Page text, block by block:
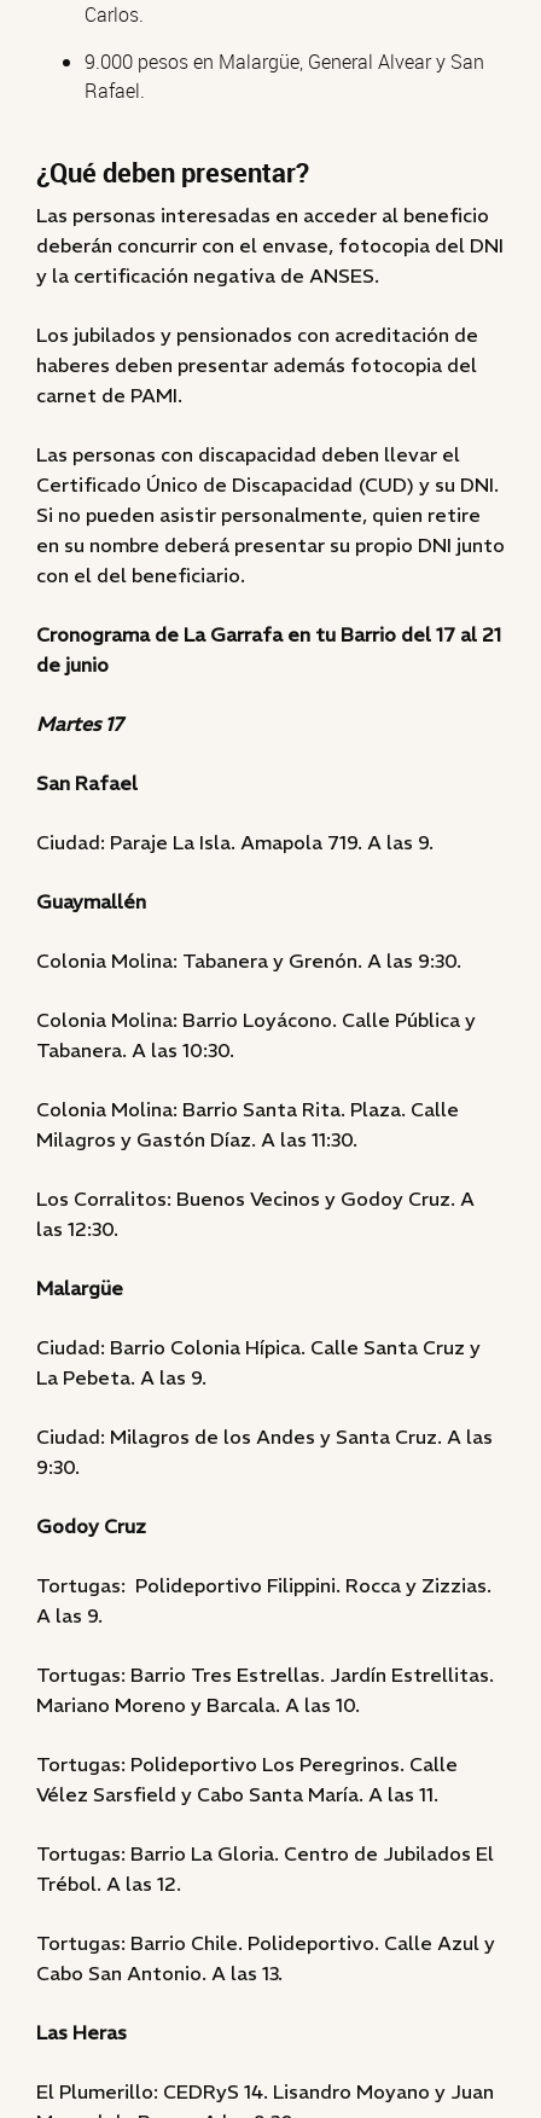
Carlos.
9.000 pesos en Malargüe, General Alvear y San
Rafael.
¿Qué deben presentar?
Las personas interesadas en acceder al beneficio
deberán concurrir con el envase, fotocopia del DNI
y la certificación negativa de ANSES.
Los jubilados y pensionados con acreditación de
haberes deben presentar además fotocopia del
carnet de PAMI.
Las personas con discapacidad deben llevar el
Certificado Único de Discapacidad (CUD) y su DNI.
Si no pueden asistir personalmente, quien retire
en su nombre deberá presentar su propio DNI junto
con el del beneficiario.
Cronograma de La Garrafa en tu Barrio del 17 al 21
de junio
Martes 17
San Rafael
Ciudad: Paraje La Isla. Amapola 719. A las 9.
Guaymallén
Colonia Molina: Tabanera y Grenón. A las 9:30.
Colonia Molina: Barrio Loyácono. Calle Pública y
Tabanera. A las 10:30.
Colonia Molina: Barrio Santa Rita. Plaza. Calle
Milagros y Gastón Díaz. A las 11:30.
Los Corralitos: Buenos Vecinos y Godoy Cruz. A
las 12:30.
Malargüe
Ciudad: Barrio Colonia Hípica. Calle Santa Cruz y
La Pebeta. A las 9.
Ciudad: Milagros de los Andes y Santa Cruz. A las
9:30.
Godoy Cruz
Tortugas: Polideportivo Filippini. Rocca y Zizzias.
A las 9.
Tortugas: Barrio Tres Estrellas. Jardín Estrellitas.
Mariano Moreno y Barcala. A las 10.
Tortugas: Polideportivo Los Peregrinos. Calle
Vélez Sarsfield y Cabo Santa María. A las 11.
Tortugas: Barrio La Gloria. Centro de Jubilados El
Trébol. A las 12.
Tortugas: Barrio Chile. Polideportivo. Calle Azul y
Cabo San Antonio. A las 13.
Las Heras
El Plumerillo: CEDRyS 14. Lisandro Moyano y Juan